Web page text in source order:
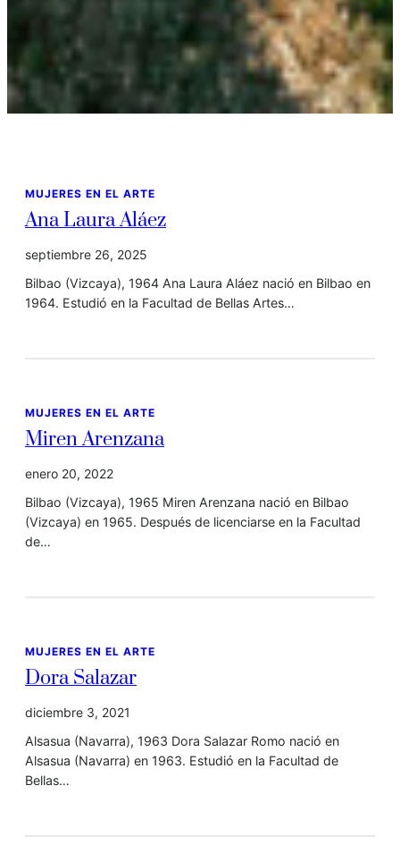
MUJERES EN EL ARTE
Ana Laura Aláez
septiembre 26, 2025
Bilbao (Vizcaya), 1964 Ana Laura Aláez nació en Bilbao en
1964. Estudió en la Facultad de Bellas Artes…
MUJERES EN EL ARTE
Miren Arenzana
enero 20, 2022
Bilbao (Vizcaya), 1965 Miren Arenzana nació en Bilbao
(Vizcaya) en 1965. Después de licenciarse en la Facultad
de…
MUJERES EN EL ARTE
Dora Salazar
diciembre 3, 2021
Alsasua (Navarra), 1963 Dora Salazar Romo nació en
Alsasua (Navarra) en 1963. Estudió en la Facultad de
Bellas…